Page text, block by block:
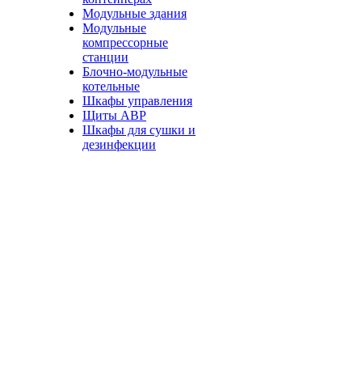
Модульные здания
Модульные
компрессорные
станции
Блочно-модульные
котельные
Шкафы управления
Щиты АВР
Шкафы для сушки и
дезинфекции